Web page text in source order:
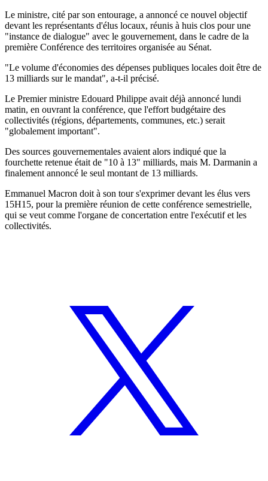
Le ministre, cité par son entourage, a annoncé ce nouvel objectif
devant les représentants d'élus locaux, réunis à huis clos pour une
"instance de dialogue" avec le gouvernement, dans le cadre de la
première Conférence des territoires organisée au Sénat.
"Le volume d'économies des dépenses publiques locales doit être de
13 milliards sur le mandat", a-t-il précisé.
Le Premier ministre Edouard Philippe avait déjà annoncé lundi
matin, en ouvrant la conférence, que l'effort budgétaire des
collectivités (régions, départements, communes, etc.) serait
"globalement important".
Des sources gouvernementales avaient alors indiqué que la
fourchette retenue était de "10 à 13" milliards, mais M. Darmanin a
finalement annoncé le seul montant de 13 milliards.
Emmanuel Macron doit à son tour s'exprimer devant les élus vers
15H15, pour la première réunion de cette conférence semestrielle,
qui se veut comme l'organe de concertation entre l'exécutif et les
collectivités.